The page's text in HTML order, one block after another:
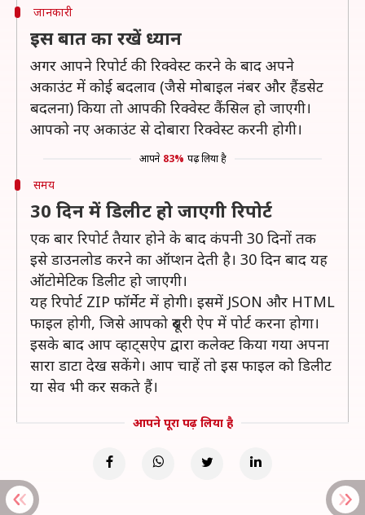
जानकारी
इस बात का रखें ध्यान
अगर आपने रिपोर्ट की रिक्वेस्ट करने के बाद अपने
अकाउंट में कोई बदलाव (जैसे मोबाइल नंबर और हैंडसेट
बदलना) किया तो आपकी रिक्वेस्ट कैंसिल हो जाएगी।
आपको नए अकाउंट से दोबारा रिक्वेस्ट करनी होगी।
आपने 83% पढ़ लिया है
समय
30 दिन में डिलीट हो जाएगी रिपोर्ट
एक बार रिपोर्ट तैयार होने के बाद कंपनी 30 दिनों तक
इसे डाउनलोड करने का ऑप्शन देती है। 30 दिन बाद यह
ऑटोमेटिक डिलीट हो जाएगी।
यह रिपोर्ट ZIP फॉर्मेट में होगी। इसमें JSON और HTML
फाइल होगी, जिसे आपको दूसरी ऐप में पोर्ट करना होगा।
इसके बाद आप व्हाट्सऐप द्वारा कलेक्ट किया गया अपना
सारा डाटा देख सकेंगे। आप चाहें तो इस फाइल को डिलीट
या सेव भी कर सकते हैं।
आपने पूरा पढ़ लिया है